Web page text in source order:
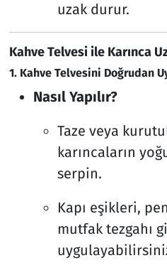
uzak durur.
Kahve Telvesi ile Karınca
1. Kahve Telvesini Doğrudan
Nasıl Yapılır?
Taze veya
karıncaların
serpin.
Kapı eşikleri,
mutfak tezgahı